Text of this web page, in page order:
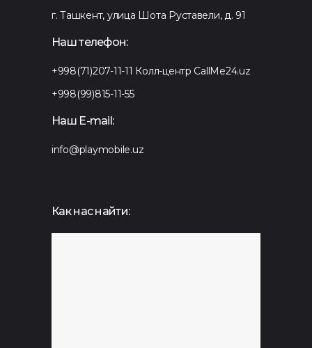
г. Ташкент, улица Шота Руставели, д. 91
Наш телефон:
+998(71)207-11-11 Колл-центр CallMe24.uz
+998(99)815-11-55
Наш E-mail:
info@playmobile.uz
Как нас найти: